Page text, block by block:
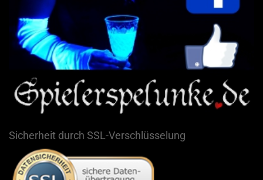
Sicherheit durch SSL-Verschlüsselung